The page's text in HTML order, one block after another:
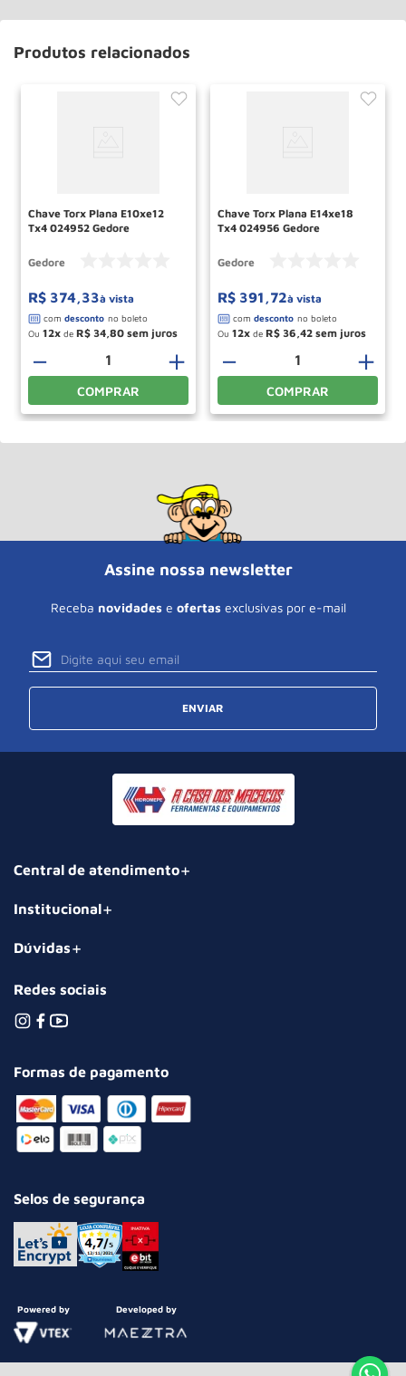
Produtos relacionados
Chave Torx Plana E10xe12
Tx4 024952 Gedore
Gedore
R$ 374,33à vista
Ou 12 de R$ 34 80
＋
－
COMPRAR
Chave Torx Plana E14xe18
Tx4 024956 Gedore
Gedore
R$ 391 ,72à vista
Ou 12 de R$ 36 42
＋
－
COMPRAR
Assine nossa newsletter
Receba novidades e ofertas exclusivas por e-mail
ENVIAR
Central de atendimento
Institucional
Dúvidas
Redes sociais
Formas de pagamento
Selos de segurança
Powered by Developed by